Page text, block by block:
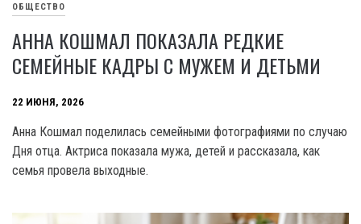
ОБЩЕСТВО
АННА КОШМАЛ ПОКАЗАЛА РЕДКИЕ
СЕМЕЙНЫЕ КАДРЫ С МУЖЕМ И ДЕТЬМИ
22 ИЮНЯ, 2026
Анна Кошмал поделилась семейными фотографиями по случаю
Дня отца. Актриса показала мужа, детей и рассказала, как
семья провела выходные.